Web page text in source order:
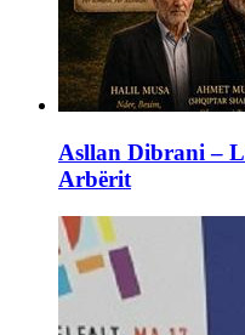
Asllan Dibrani –
Arbërit